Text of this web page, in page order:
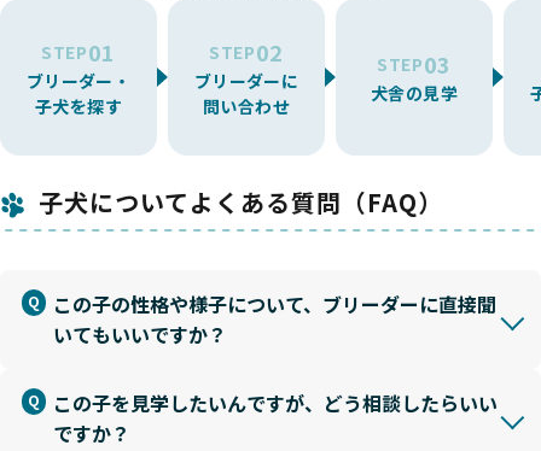
STEP01
ブリーダー・
子犬を探す
STEP02
ブリーダーに
問い合わせ
STEP03
犬舎の見学
子犬についてよくある質問（FAQ）
この子の性格や様子について、ブリーダーに直接聞
いてもいいですか？
この子を見学したいんですが、どう相談したらいい
ですか？